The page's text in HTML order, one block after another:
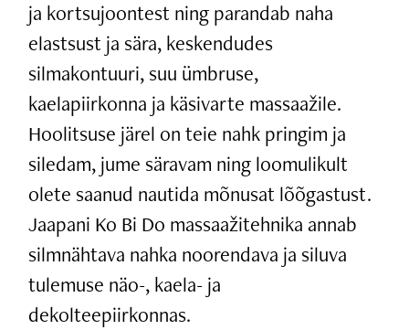
ja kortsujoontest ning parandab naha
elastsust ja sära, keskendudes
silmakontuuri, suu ümbruse,
kaelapiirkonna ja käsivarte massaažile.
Hoolitsuse järel on teie nahk pringim ja
siledam, jume säravam ning loomulikult
olete saanud nautida mõnusat lõõgastust.
Jaapani Ko Bi Do massaažitehnika annab
silmnähtava nahka noorendava ja siluva
tulemuse näo-, kaela- ja
dekolteepiirkonnas.